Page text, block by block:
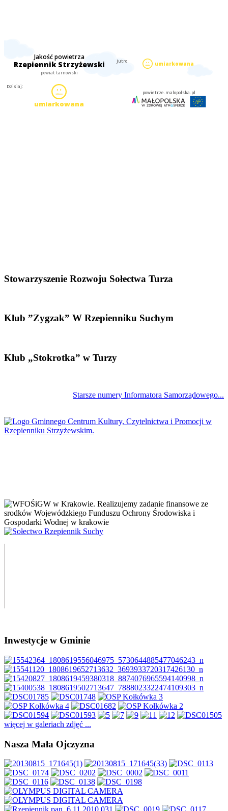
Stowarzyszenie Rozwoju Sołectwa Turza
Klub ”Zygzak” W Rzepienniku Suchym
Klub „Stokrotka” w Turzy
Starsze numery Informatora Samorządowego...
Inwestycje w Gminie
więcej w galeriach zdjęć ...
Nasza Mała Ojczyzna